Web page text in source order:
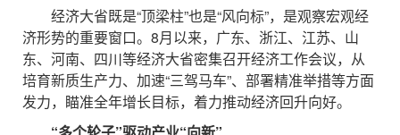
经济大省既是“顶梁柱”也是“风向标”，是观察宏观经
济形势的重要窗口。8月以来，广东、浙江、江苏、山
东、河南、四川等经济大省密集召开经济工作会议，从
培育新质生产力、加速“三驾马车”、部署精准举措等方面
发力，瞄准全年增长目标，着力推动经济回升向好。